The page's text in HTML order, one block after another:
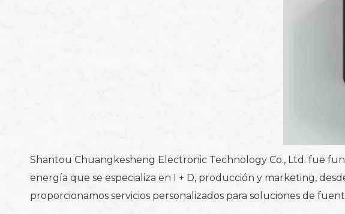
Shantou Chuangkesheng Electronic Technology Co., Ltd. fue
energía que se especializa en I + D, producción y marketing,
proporcionamos servicios personalizados para soluciones de